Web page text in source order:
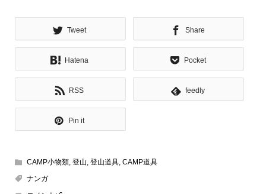
Tweet Share
Hatena Pocket
RSS feedly
Pin it
CAMP小物類, 登山 登山道具, CAMP道具
ナンガ